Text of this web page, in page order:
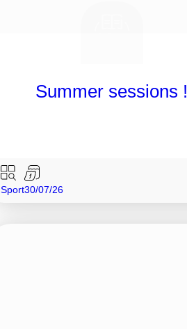
Summer sessions !
Sport30/07/26